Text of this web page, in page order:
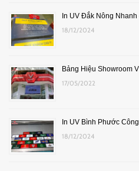
In UV Đắk Nông
18/12/2024
Bảng Hiệu Showroom
17/05/2022
In UV Bình Phước
18/12/2024